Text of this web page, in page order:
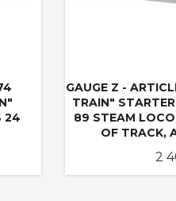
24
GAUGE Z -
TRAIN"
89 STEAM
OF TRACK,
2